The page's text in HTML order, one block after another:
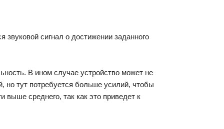
звуковой сигнал о достижении заданного
В ином случае устройство может не
но тут потребуется больше усилий, чтобы
среднего, так как это приведет к